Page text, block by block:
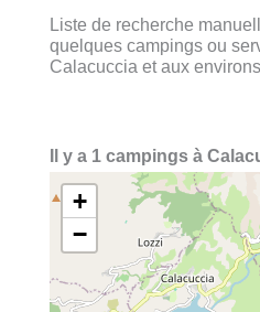
Liste de recherche
quelques campings ou
Calacuccia et aux
Il y a 1 campings à
+
−